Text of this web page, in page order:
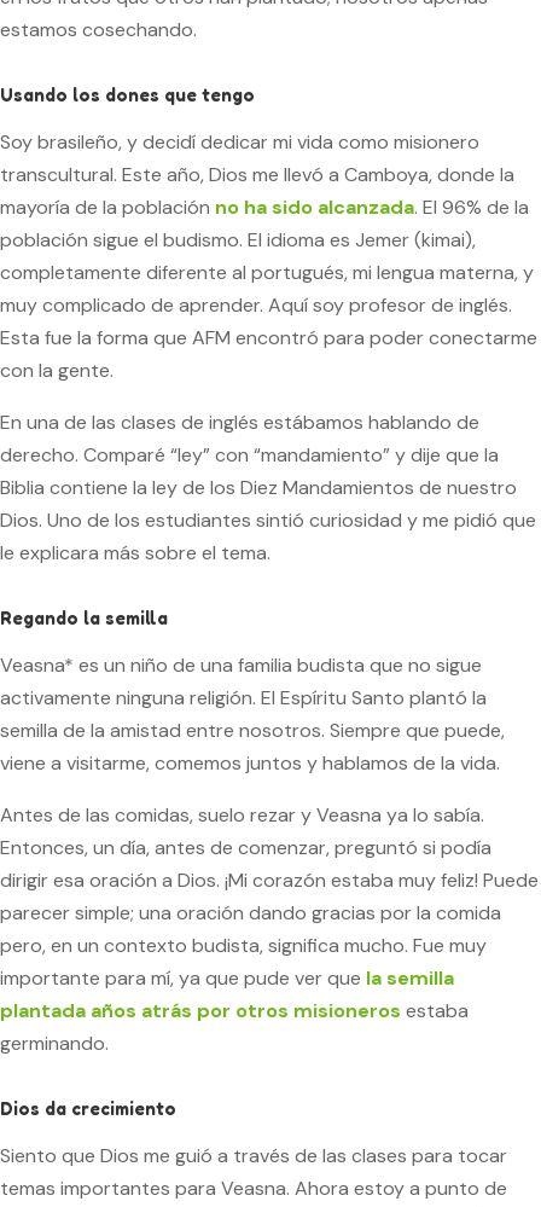
estamos cosechando.
Usando los dones que tengo
Soy brasileño, y decidí dedicar mi vida como misionero
transcultural. Este año, Dios me llevó a Camboya, donde la
mayoría de la población no ha sido alcanzada. El 96% de la
población sigue el budismo. El idioma es Jemer (kimai),
completamente diferente al portugués, mi lengua materna, y
muy complicado de aprender. Aquí soy profesor de inglés.
Esta fue la forma que AFM encontró para poder conectarme
con la gente.
En una de las clases de inglés estábamos hablando de
derecho. Comparé “ley” con “mandamiento” y dije que la
Biblia contiene la ley de los Diez Mandamientos de nuestro
Dios. Uno de los estudiantes sintió curiosidad y me pidió que
le explicara más sobre el tema.
Regando la semilla
Veasna* es un niño de una familia budista que no sigue
activamente ninguna religión. El Espíritu Santo plantó la
semilla de la amistad entre nosotros. Siempre que puede,
viene a visitarme, comemos juntos y hablamos de la vida.
Antes de las comidas, suelo rezar y Veasna ya lo sabía.
Entonces, un día, antes de comenzar, preguntó si podía
dirigir esa oración a Dios. ¡Mi corazón estaba muy feliz! Puede
parecer simple; una oración dando gracias por la comida
pero, en un contexto budista, significa mucho. Fue muy
importante para mí, ya que pude ver que la semilla
plantada años atrás por otros misioneros estaba
germinando.
Dios da crecimiento
Siento que Dios me guió a través de las clases para tocar
temas importantes para Veasna. Ahora estoy a punto de